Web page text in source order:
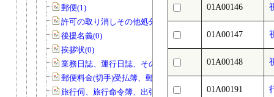
郵便(1)
許可の取り消しその他処分(0)
後援名義(0)
挨拶状(0)
業務日誌、運行日誌、その他日誌(11)
郵便料金(切手)受払簿、郵便物発送控(0)
旅行伺、旅行命令簿、出張報告書(1)
01A00146
01A00147
01A00148
01A00191